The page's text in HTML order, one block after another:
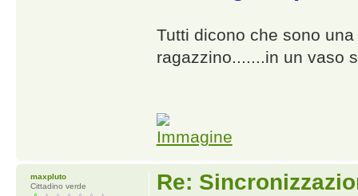
Tutti dicono che sono
ragazzino.......in un vaso
Re:
maxpluto
Cittadino verde